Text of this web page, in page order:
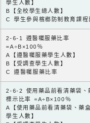
學生人數】
B【全校學生總人數】
C 學生參與檳榔防制教育課程
2-6-1 遵醫囑服藥比率
=A÷B×100％
A【遵醫囑服藥學生人數】
B【受調查學生人數】
C 遵醫囑服藥比率
2-6-2 使用藥品前看清藥袋、
標示比率 =A÷B×100％
A【使用藥品前看清藥袋、藥
學生人數】